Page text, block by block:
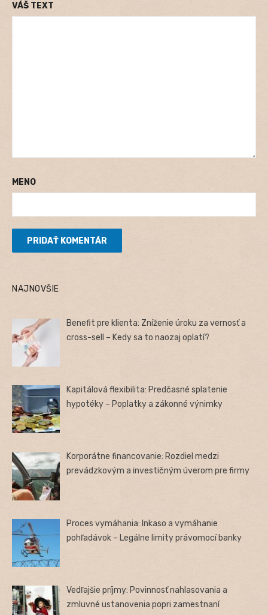
VÁŠ TEXT
MENO
NAJNOVŠIE
Benefit pre klienta: Zníženie úroku za vernosť a
cross-sell – Kedy sa to naozaj oplatí?
Kapitálová flexibilita: Predčasné splatenie
hypotéky – Poplatky a zákonné výnimky
Korporátne financovanie: Rozdiel medzi
prevádzkovým a investičným úverom pre firmy
Proces vymáhania: Inkaso a vymáhanie
pohľadávok – Legálne limity právomocí banky
Vedľajšie príjmy: Povinnosť nahlasovania a
zmluvné ustanovenia popri zamestnaní